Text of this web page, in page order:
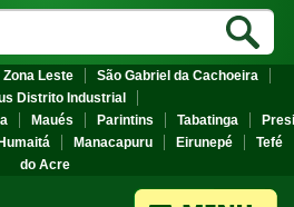
Zona Leste
São Gabriel da Cachoeira
Distrito Industrial
Maués Parintins Tabatinga
Humaitá Manacapuru Eirunepé
Tefé
do Acre